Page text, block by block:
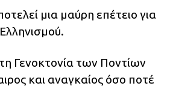
μια μαύρη επέτειο για
Γενοκτονία των Ποντίων
και αναγκαίος όσο ποτέ